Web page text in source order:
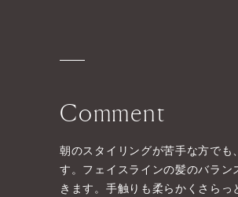
Comment
朝のスタイリングが苦手な方で
す。フェイスラインの髪のバラ
きます。手触りも柔らかくさらっ